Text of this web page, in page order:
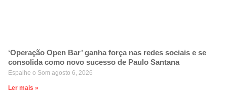
‘Operação Open Bar’ ganha força nas redes sociais e se
consolida como novo sucesso de Paulo Santana
Espalhe o Som agosto 6, 2026
Ler mais »